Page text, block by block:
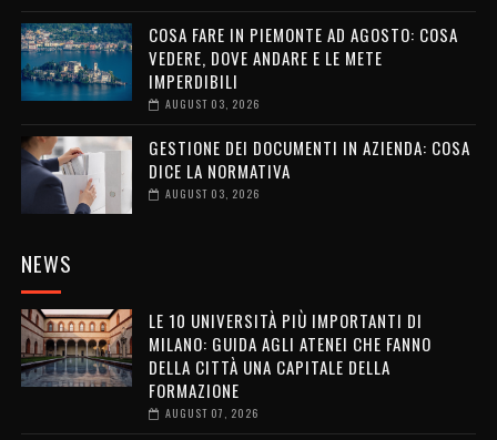
COSA FARE IN PIEMONTE AD AGOSTO: COSA
VEDERE, DOVE ANDARE E LE METE
IMPERDIBILI
AUGUST 03, 2026
GESTIONE DEI DOCUMENTI IN AZIENDA: COSA
DICE LA NORMATIVA
AUGUST 03, 2026
NEWS
LE 10 UNIVERSITÀ PIÙ IMPORTANTI DI
MILANO: GUIDA AGLI ATENEI CHE FANNO
DELLA CITTÀ UNA CAPITALE DELLA
FORMAZIONE
AUGUST 07, 2026